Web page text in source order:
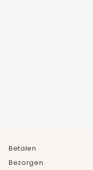
Betalen
Bezorgen